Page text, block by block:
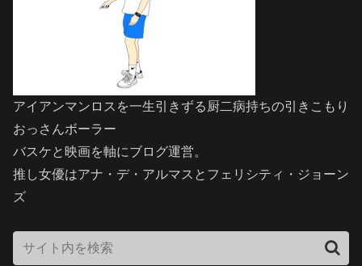
アイアンマンロスを一生引きずる厨二病持ちの引きこもり
おっさんボーラー
バスケと映画を軸にブログ運営。
推し女優はアナ・デ・アルマスとフェリシティ・ジョーン
ズ